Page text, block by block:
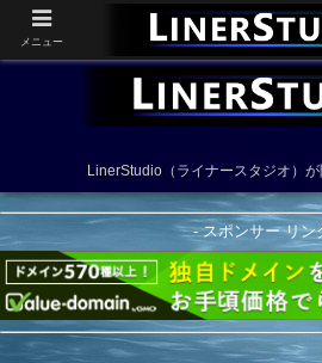
LinerStudio（ライナースタジオ）
- スポンサー リン
メニュー